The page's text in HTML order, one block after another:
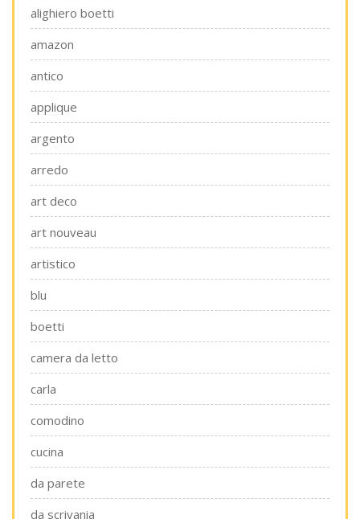
alighiero boetti
amazon
antico
applique
argento
arredo
art deco
art nouveau
artistico
blu
boetti
camera da letto
carla
comodino
cucina
da parete
da scrivania